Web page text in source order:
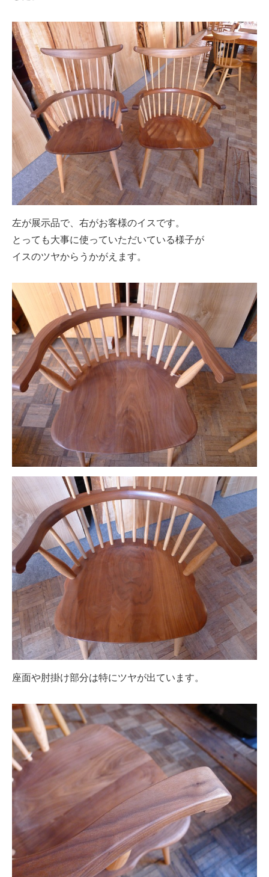
左が展示品で、右がお客様のイスです。
とっても大事に使っていただいている様子が
イスのツヤからうかがえます。
座面や肘掛け部分は特にツヤが出ています。